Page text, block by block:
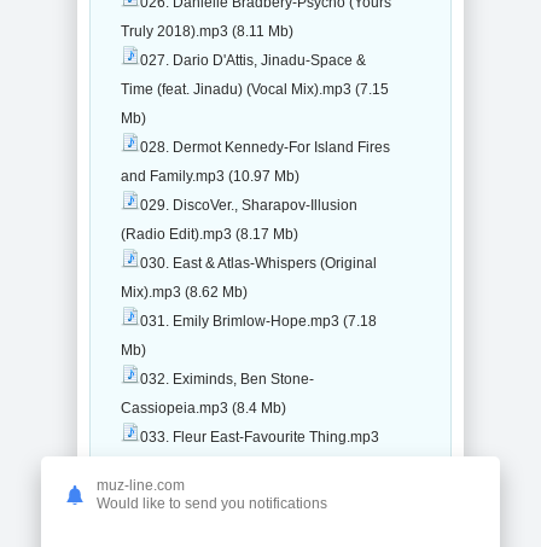
Truly 2018).mp3 (8.11 Mb)
027. Dario D'Attis, Jinadu-Space &
Time (feat. Jinadu) (Vocal Mix).mp3 (7.15
Mb)
028. Dermot Kennedy-For Island Fires
and Family.mp3 (10.97 Mb)
029. DiscoVer., Sharapov-Illusion
(Radio Edit).mp3 (8.17 Mb)
030. East & Atlas-Whispers (Original
Mix).mp3 (8.62 Mb)
031. Emily Brimlow-Hope.mp3 (7.18
Mb)
032. Eximinds, Ben Stone-
Cassiopeia.mp3 (8.4 Mb)
033. Fleur East-Favourite Thing.mp3
034. Frances Cone-Late Riser.mp3 (7.6
muz-line.com
Would like to send you notifications